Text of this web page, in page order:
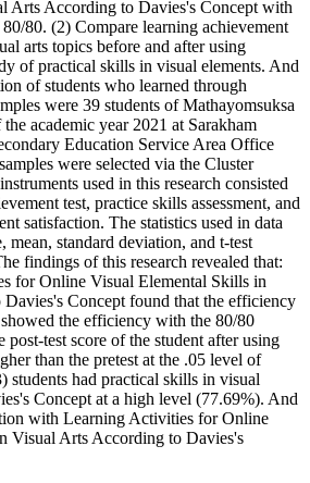
Arts According to Davies's Concept with
80. (2) Compare learning achievement
arts topics before and after using
of practical skills in visual elements. And
of students who learned through
were 39 students of Mathayomsuksa
academic year 2021 at Sarakham
Education Service Area Office
were selected via the Cluster
used in this research consisted
test, practice skills assessment, and
satisfaction. The statistics used in data
mean, standard deviation, and t-test
findings of this research revealed that:
for Online Visual Elemental Skills in
Concept found that the efficiency
the efficiency with the 80/80
post-test score of the student after using
than the pretest at the .05 level of
students had practical skills in visual
Concept at a high level (77.69%). And
with Learning Activities for Online
Visual Arts According to Davies's